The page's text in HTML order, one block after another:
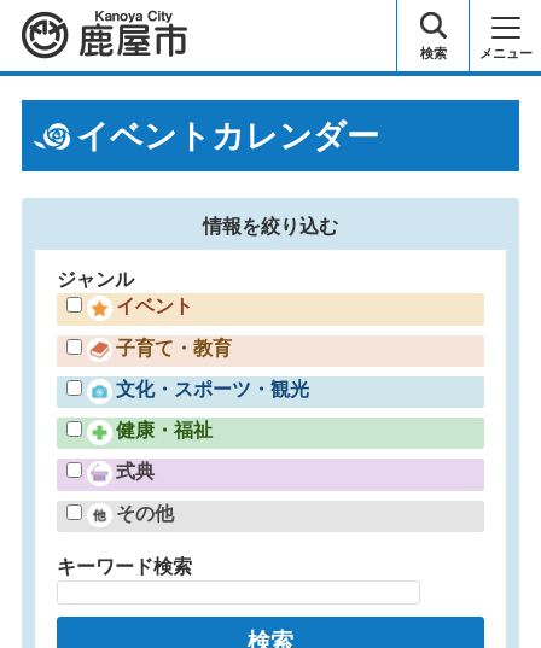
鹿屋市 検索 メニュー
イベントカレンダー
情報を絞り込む
ジャンル
イベント
子育て・教育
文化・スポーツ・観光
健康・福祉
式典
その他
キーワード検索